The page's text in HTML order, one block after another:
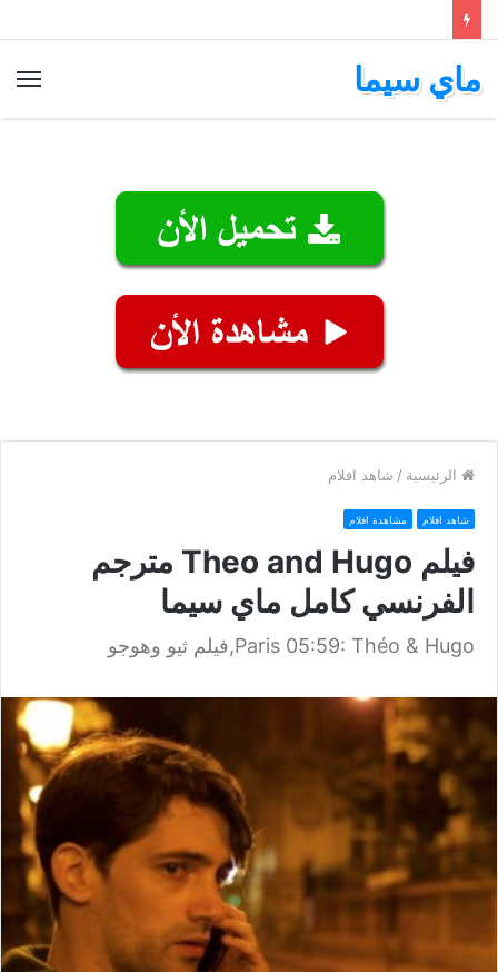
ماي سيما
الرئيسية / شاهد افلام
شاهد افلام مشاهدة افلام
فيلم Theo and Hugo مترجم
الفرنسي كامل ماي سيما
Paris 05:59: Théo & Hugo,فيلم ثيو وهوجو